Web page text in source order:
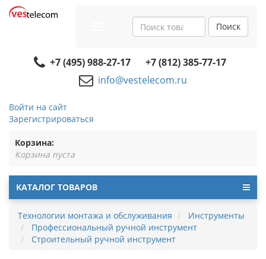
navigation
Поиск
+7 (495) 988-27-17
+7 (812) 385-77-17
info@vestelecom.ru
Войти на сайт
Зарегистрироваться
Корзина:
Корзина пуста
КАТАЛОГ ТОВАРОВ
Технологии монтажа и обслуживания
Инструменты
Профессиональный ручной инструмент
Строительный ручной инструмент